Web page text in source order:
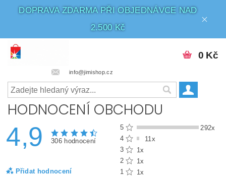
DOPRAVA ZDARMA PŘI OBJEDNÁVCE NAD
2.500 Kč
info@jimishop.cz
0 Kč
HODNOCENÍ OBCHODU
4,9 306 hodnocení
Přidat hodnocení
5
292x
4
11x
3
1x
2
1x
1
1x